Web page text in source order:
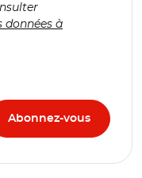
données à